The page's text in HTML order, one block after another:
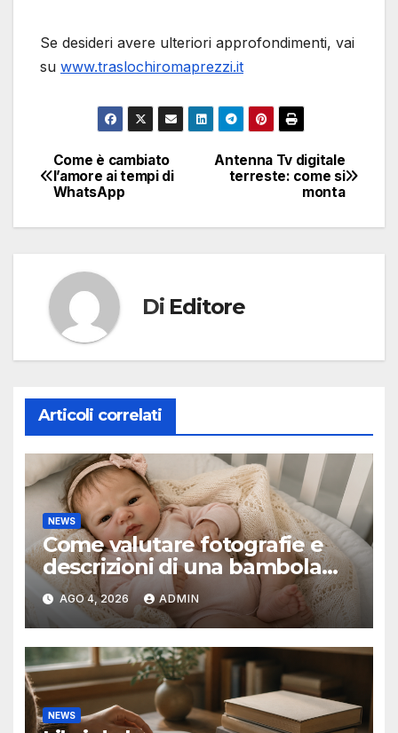
Se desideri avere ulteriori approfondimenti, vai
su www.traslochiromaprezzi.it
Navigazione
articoli
Antenna Tv digitale
terreste: come si
monta
Come è cambiato
l’amore ai tempi di
WhatsApp
Di Editore
Articoli correlati
NEWS
Come valutare fotografie e
descrizioni di una bambola
reborn
AGO 4, 2026 ADMIN
NEWS